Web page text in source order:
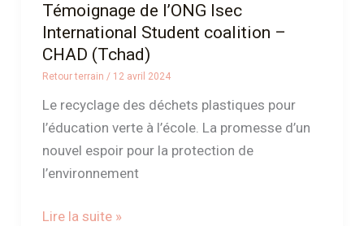
Témoignage de l’ONG Isec
International Student coalition –
CHAD (Tchad)
Retour terrain / 12 avril 2024
Le recyclage des déchets plastiques pour
l’éducation verte à l’école. La promesse d’un
nouvel espoir pour la protection de
l’environnement
Lire la suite »